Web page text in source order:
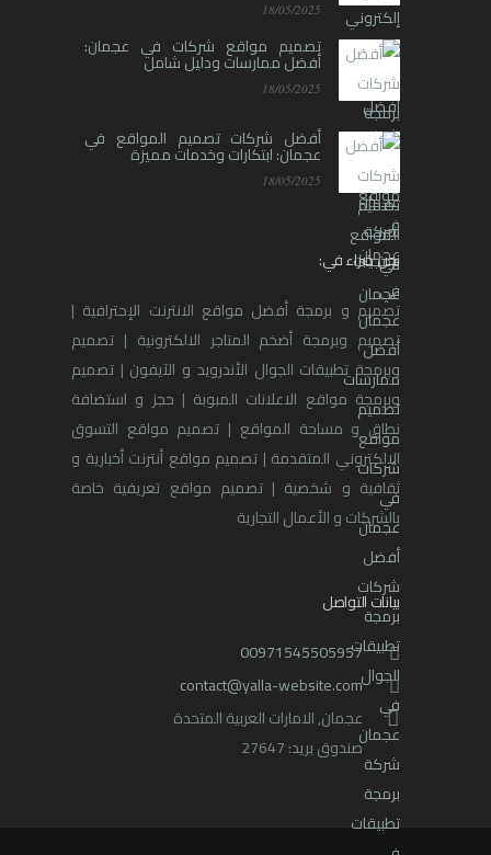
18/05/2025
تصميم مواقع شركات في عجمان:
أفضل ممارسات ودليل شامل
18/05/2025
أفضل شركات تصميم المواقع في
عجمان: ابتكارات وخدمات مميزة
18/05/2025
نحن خبراء في:
تصميم و برمجة أفضل مواقع الانترنت الإحترافية |
تصميم وبرمجة أضخم المتاجر الالكترونية | تصميم
وبرمجة تطبيقات الجوال الأندرويد و الآيفون | تصميم
وبرمجة مواقع الاعلانات المبوبة | حجز و استضافة
نطاق و مساحة المواقع | تصميم مواقع التسوق
الالكتروني المتقدمة | تصميم مواقع أنترنت أخبارية و
ثقافية و شخصية | تصميم مواقع تعريفية خاصة
بالشركات و الأعمال التجارية
بيانات التواصل
00971545505957
contact@yalla-website.com
عجمان, الامارات العربية المتحدة
صندوق بريد: 27647